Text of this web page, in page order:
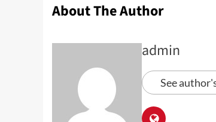
About The Author
admin
See